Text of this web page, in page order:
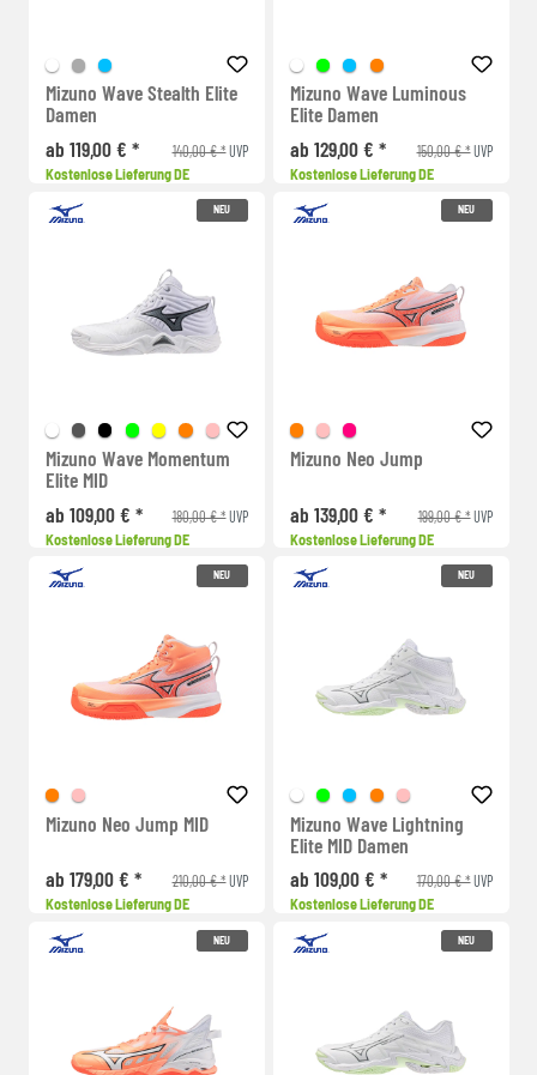
Mizuno Wave Stealth Elite
Damen
ab 119,00 € *
140,00 € *UVP
Kostenlose Lieferung DE
Mizuno Wave Luminous
Elite Damen
ab 129,00 € *
150,00 € *UVP
Kostenlose Lieferung DE
NEU
Mizuno Wave Momentum
Elite MID
ab 109,00 € *
180,00 € *UVP
Kostenlose Lieferung DE
NEU
Mizuno Neo Jump
ab 139,00 € * 199,00 € *UVP
Kostenlose Lieferung DE
NEU
Mizuno Neo Jump MID
ab 179,00 € * 210,00 € *UVP
Kostenlose Lieferung DE
NEU
Mizuno Wave Lightning
Elite MID Damen
ab 109,00 € *
170,00 € *UVP
Kostenlose Lieferung DE
NEU NEU